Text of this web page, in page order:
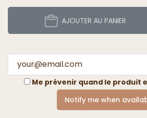
AJOUTER AU PANIER
Me prévenir quand le produit
Notify me when